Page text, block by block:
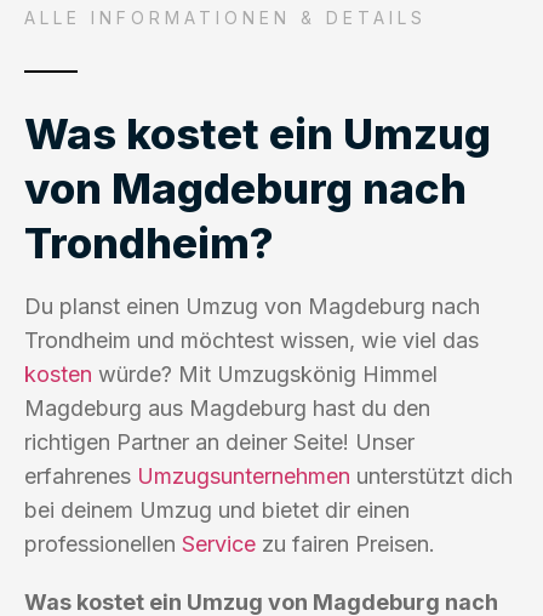
ALLE INFORMATIONEN & DETAILS
Was kostet ein Umzug
von Magdeburg nach
Trondheim?
Du planst einen Umzug von Magdeburg nach
Trondheim und möchtest wissen, wie viel das
kosten würde? Mit Umzugskönig Himmel
Magdeburg aus Magdeburg hast du den
richtigen Partner an deiner Seite! Unser
erfahrenes Umzugsunternehmen unterstützt dich
bei deinem Umzug und bietet dir einen
professionellen Service zu fairen Preisen.
Was kostet ein Umzug von Magdeburg nach